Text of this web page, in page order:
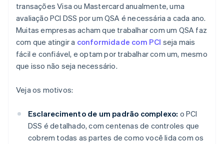
transações Visa ou Mastercard anualmente, uma
avaliação PCI DSS por um QSA é necessária a cada ano.
Muitas empresas acham que trabalhar com um QSA faz
com que atingir a conformidade com PCI seja mais
fácil e confiável, e optam por trabalhar com um, mesmo
que isso não seja necessário.
Veja os motivos:
Esclarecimento de um padrão complexo: o PCI
DSS é detalhado, com centenas de controles que
cobrem todas as partes de como você lida com os